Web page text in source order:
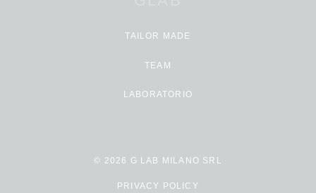
TAILOR MADE
TEAM
LABORATORIO
© 2026 G LAB MILANO SRL
PRIVACY POLICY